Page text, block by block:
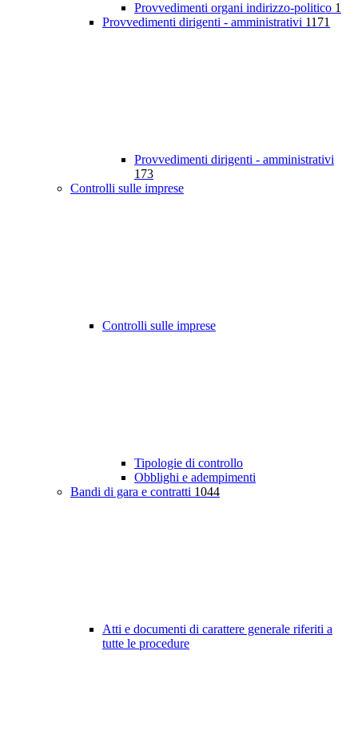
Provvedimenti organi indirizzo-politico 1
Provvedimenti dirigenti - amministrativi 1171
Provvedimenti dirigenti - amministrativi
173
Controlli sulle imprese
Controlli sulle imprese
Tipologie di controllo
Obblighi e adempimenti
Bandi di gara e contratti 1044
Atti e documenti di carattere generale riferiti a
tutte le procedure